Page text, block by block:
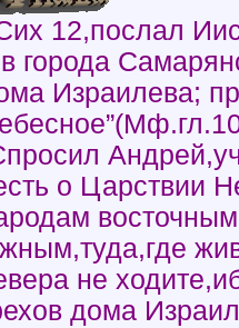
12,послал
города
Израилева;
о Царствии
не
дома